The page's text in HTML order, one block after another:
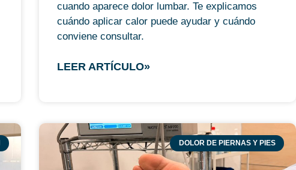
cuando aparece dolor lumbar. Te explicamos
cuándo aplicar calor puede ayudar y cuándo
conviene consultar.
LEER ARTÍCULO»
DOLOR DE PIERNAS Y PIES